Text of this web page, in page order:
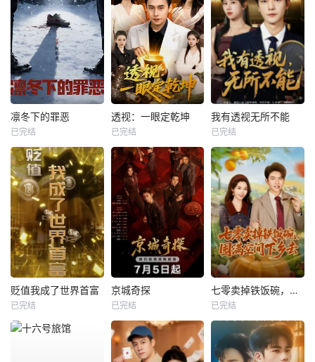
凛冬下的罪恶
已完结
透视：一眼定乾坤
已完结
我有透视无所不能
已完结
贬值我成了世界首富
已完结
京城奇探
已完结
七零卖掉铁饭碗，囤满空间下乡去
已完结